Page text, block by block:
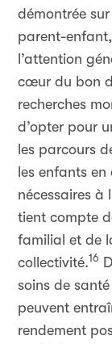
démontrée
parent-
l’attention
cœur du bon
recherches
d’opter pour
les parcours
les enfants
nécessaires à
tient compte
familial et de
collectivité.16
soins de
peuvent
rendement